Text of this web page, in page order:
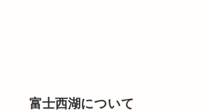
富士西湖について